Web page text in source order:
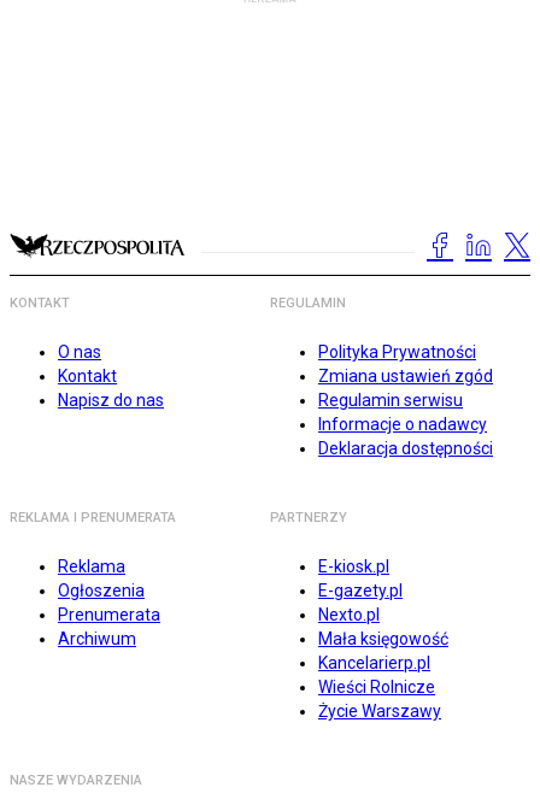
KONTAKT
O nas
Kontakt
Napisz do nas
REGULAMIN
Polityka Prywatności
Zmiana ustawień zgód
Regulamin serwisu
Informacje o nadawcy
Deklaracja dostępności
REKLAMA I PRENUMERATA
Reklama
Ogłoszenia
Prenumerata
Archiwum
PARTNERZY
E-kiosk.pl
E-gazety.pl
Nexto.pl
Mała księgowość
Kancelarierp.pl
Wieści Rolnicze
Życie Warszawy
NASZE WYDARZENIA